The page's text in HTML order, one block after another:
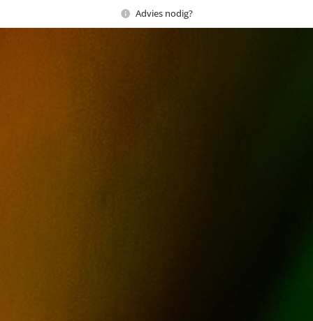
Advies nodig?